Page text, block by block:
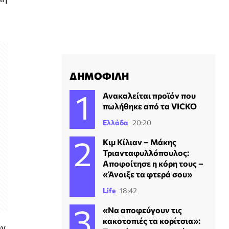
ΔΗΜΟΦΙΛΗ
Ανακαλείται προϊόν που
πωλήθηκε από τα VICKO
Ελλάδα 20:20
Κιμ Κίλιαν – Μάκης
Τριανταφυλλόπουλος:
Αποφοίτησε η κόρη τους –
«Άνοιξε τα φτερά σου»
Life 18:42
«Να αποφεύγουν τις
κακοτοπιές τα κορίτσια»: